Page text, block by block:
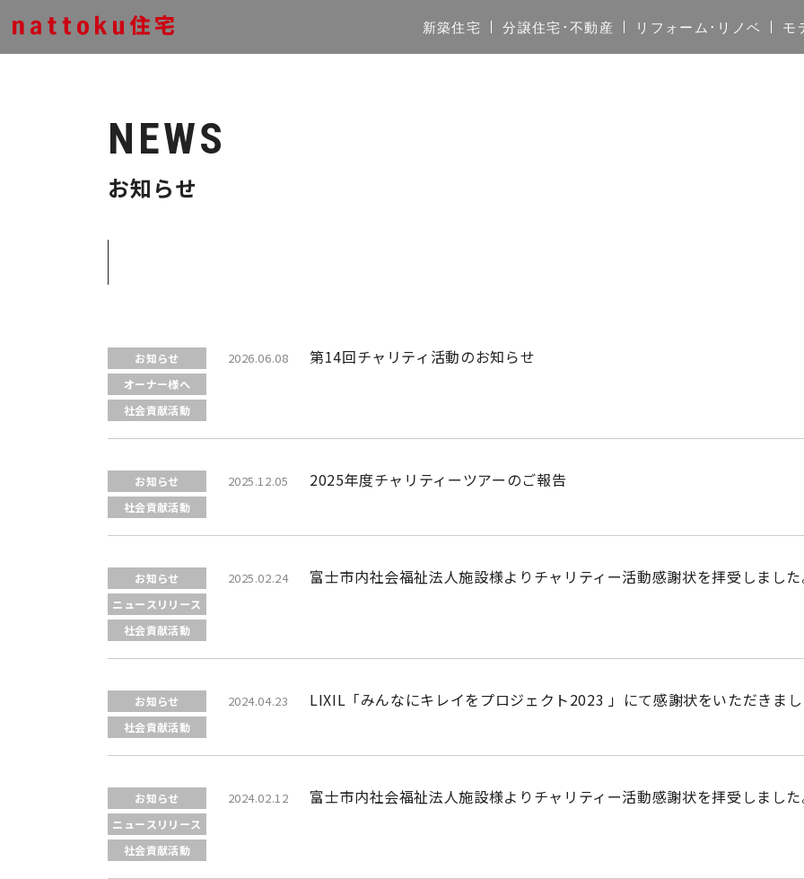
新築住宅 分譲住宅･不動産 リフォーム･リノベ モ
NEWS
お知らせ
お知らせ
オーナー様へ
社会貢献活動
2026.06.08 第14回チャリティ活動のお知らせ
お知らせ
社会貢献活動
2025.12.05 2025年度チャリティーツアーのご報告
お知らせ
ニュースリリース
社会貢献活動
2025.02.24 富士市内社会福祉法人施設様よりチャリティー活動感謝状を拝受しまし
お知らせ
社会貢献活動
2024.04.23 LIXIL「みんなにキレイをプロジェクト2023 」にて感謝状をいただきま
お知らせ
ニュースリリース
社会貢献活動
2024.02.12 富士市内社会福祉法人施設様よりチャリティー活動感謝状を拝受しまし